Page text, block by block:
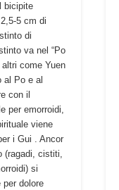
bicipite
5 cm di
di
va nel “Po
come Yuen
al Po e al
con il
per emorroidi,
viene
i Gui . Ancor
(ragadi, cistiti,
si
dolore